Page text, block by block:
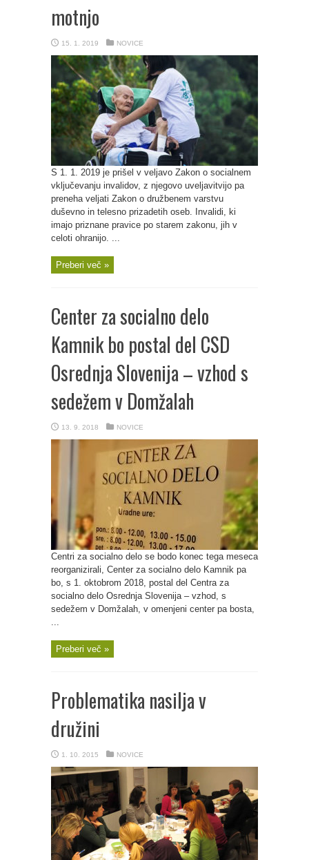
motnjo
15. 1. 2019 NOVICE
S 1. 1. 2019 je prišel v veljavo Zakon o socialnem
vključevanju invalidov, z njegovo uveljavitvijo pa
preneha veljati Zakon o družbenem varstvu
duševno in telesno prizadetih oseb. Invalidi, ki
imajo priznane pravice po starem zakonu, jih v
celoti ohranijo. ...
Preberi več »
Center za socialno delo
Kamnik bo postal del CSD
Osrednja Slovenija – vzhod s
sedežem v Domžalah
13. 9. 2018 NOVICE
Centri za socialno delo se bodo konec tega meseca
reorganizirali, Center za socialno delo Kamnik pa
bo, s 1. oktobrom 2018, postal del Centra za
socialno delo Osrednja Slovenija – vzhod, s
sedežem v Domžalah, v omenjeni center pa bosta,
...
Preberi več »
Problematika nasilja v
družini
1. 10. 2015 NOVICE